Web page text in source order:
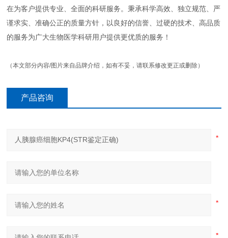
在为客户提供专业、全面的科研服务。秉承科学高效、独立规范、严
谨求实、准确公正的质量方针，以良好的信誉、过硬的技术、高品质
的服务为广大生物医学科研用户提供更优质的服务！
（本文部分内容/图片来自品牌介绍，如有不妥，请联系修改更正或删除）
产品咨询